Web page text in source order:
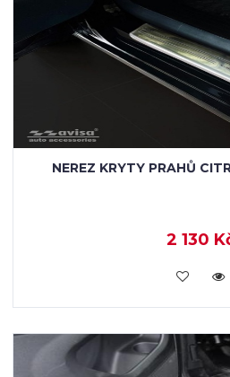
NEREZ KRYTY PRAHŮ
2 130
KOUPIT